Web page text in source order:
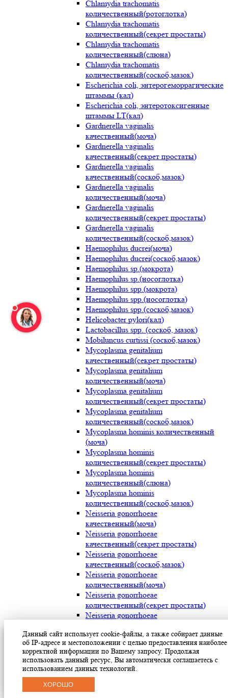
Chlamydia trachomatis
количественный(ротоглотка)
Chlamydia trachomatis
количественный(секрет простаты)
Chlamydia trachomatis
количественный(слюна)
Chlamydia trachomatis
количественный(соскоб,мазок)
Escherichia coli, энтерогеморрагические
штаммы (кал)
Escherichia coli, энтеротоксигенные
штаммы LT(кал)
Gardnerella vaginalis
качественный(моча)
Gardnerella vaginalis
качественный(секрет простаты)
Gardnerella vaginalis
качественный(соскоб,мазок)
Gardnerella vaginalis
количественный(моча)
Gardnerella vaginalis
количественный(секрет простаты)
Gardnerella vaginalis
количественный(соскоб,мазок)
Haemophilus ducrei(моча)
Haemophilus ducrei(соскоб,мазок)
Haemophilus sp.(мокрота)
Haemophilus sp.(носоглотка)
Haemophilus spp.(мокрота)
Haemophilus spp.(носоглотка)
Haemophilus spp.(соскоб,мазок)
Helicobacter pylori(кал)
Lactobacillus spp. (соскоб, мазок)
Mobiluncus curtissi (соскоб,мазок)
Mycoplasma genitalium
качественный(секрет простаты)
Mycoplasma genitalium
количественный(моча)
Mycoplasma genitalium
количественный(секрет простаты)
Mycoplasma genitalium
количественный(соскоб,мазок)
Mycoplasma hominis количественный
(моча)
Mycoplasma hominis
количественный(секрет простаты)
Mycoplasma hominis
количественный(слюна)
Mycoplasma hominis
количественный(соскоб,мазок)
Neisseria gonorrhoeae
качественный(моча)
Neisseria gonorrhoeae
качественный(секрет простаты)
Neisseria gonorrhoeae
качественный(соскоб,мазок)
Neisseria gonorrhoeae
количественный(моча)
Neisseria gonorrhoeae
количественный(секрет простаты)
Neisseria gonorrhoeae
Streptococcus pyogenes (мокрота)
Streptococcus pyogenes (носоглотка)
Streptococcus pyogenes(мазок с раневой
поверхности)
Treponema pallidum(моча)
Данный сайт использует cookie-файлы, а также собирает данные
об IP-адресе и местоположении с целью предоставления наиболее
корректной информации по Вашему запросу. Продолжая
использовать данный ресурс, Вы автоматически соглашаетесь с
использованием данных технологий.
ХОРОШО